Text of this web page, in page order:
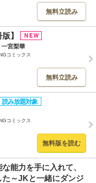
無料立読み
】
一宮梨華
コミックス
無料立読み
コミックス
無料版を読む
能力を手に入れて、
～JKと一緒にダンジ